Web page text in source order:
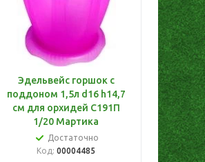
Эдельвейс горшок с
поддоном 1,5л d16 h14,7
см для орхидей С191П
1/20 Мартика
Достаточно
Код: 00004485